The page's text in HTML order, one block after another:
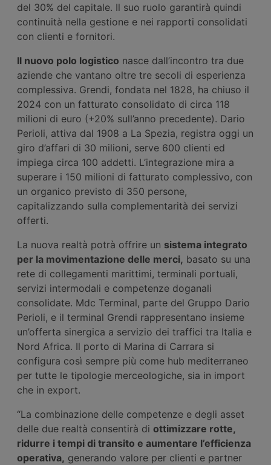
del 30% del capitale. Il suo ruolo garantirà quindi
continuità nella gestione e nei rapporti consolidati
con clienti e fornitori.
Il nuovo polo logistico nasce dall’incontro tra due
aziende che vantano oltre tre secoli di esperienza
complessiva. Grendi, fondata nel 1828, ha chiuso il
2024 con un fatturato consolidato di circa 118
milioni di euro (+20% sull’anno precedente). Dario
Perioli, attiva dal 1908 a La Spezia, registra oggi un
giro d’affari di 30 milioni, serve 600 clienti ed
impiega circa 100 addetti. L’integrazione mira a
superare i 150 milioni di fatturato complessivo, con
un organico previsto di 350 persone,
capitalizzando sulla complementarità dei servizi
offerti.
La nuova realtà potrà offrire un sistema integrato
per la movimentazione delle merci, basato su una
rete di collegamenti marittimi, terminali portuali,
servizi intermodali e competenze doganali
consolidate. Mdc Terminal, parte del Gruppo Dario
Perioli, e il terminal Grendi rappresentano insieme
un’offerta sinergica a servizio dei traffici tra Italia e
Nord Africa. Il porto di Marina di Carrara si
configura così sempre più come hub mediterraneo
per tutte le tipologie merceologiche, sia in import
che in export.
“La combinazione delle competenze e degli asset
delle due realtà consentirà di ottimizzare rotte,
ridurre i tempi di transito e aumentare l’efficienza
operativa, generando valore per clienti e partner